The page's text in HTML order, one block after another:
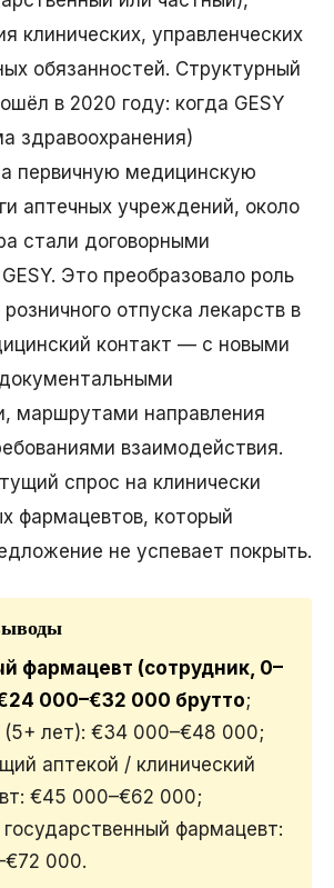
клинических, управленческих
обязанностей. Структурный
в 2020 году: когда GESY
здравоохранения)
первичную медицинскую
аптечных учреждений, около
стали договорными
Это преобразовало роль
отпуска лекарств в
контакт — с новыми
маршрутами направления
взаимодействия.
спрос на клинически
фармацевтов, который
не успевает покрыть.
фармацевт (сотрудник, 0–
000–€32 000 брутто;
лет): €34 000–€48 000;
аптекой / клинический
€45 000–€62 000;
фармацевт:
000.